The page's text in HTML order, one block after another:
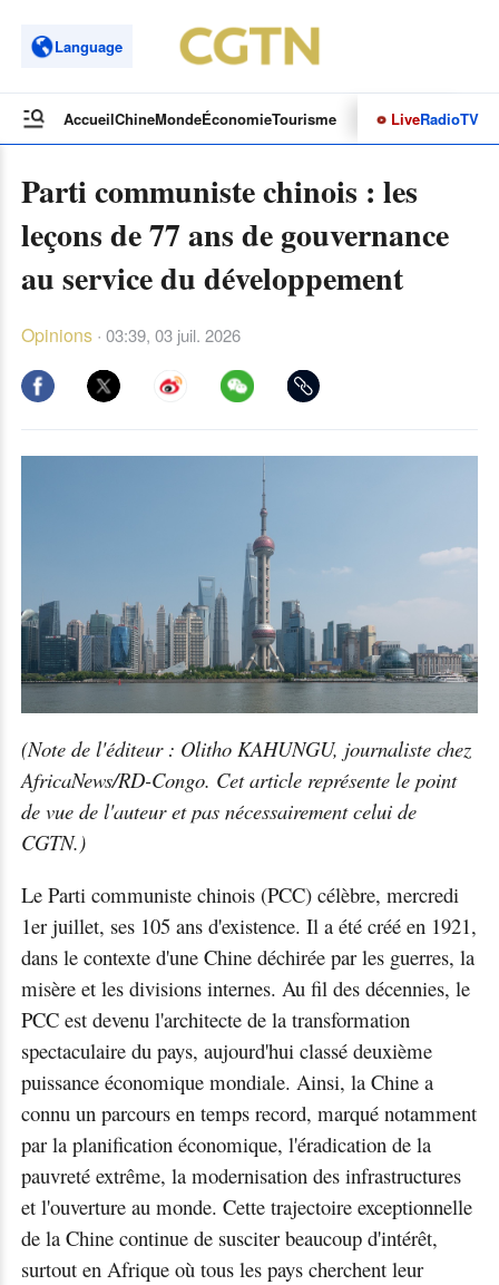
Language
AccueilChineMondeÉconomieTourismeCulture&SportOpinions
LiveRadioTV
Parti communiste chinois : les
leçons de 77 ans de gouvernance
au service du développement
Opinions· 03:39, 03 juil. 2026
(Note de l'éditeur : Olitho KAHUNGU, journaliste chez
AfricaNews/RD-Congo. Cet article représente le point
de vue de l'auteur et pas nécessairement celui de
CGTN.)
Le Parti communiste chinois (PCC) célèbre, mercredi
1er juillet, ses 105 ans d'existence. Il a été créé en 1921,
dans le contexte d'une Chine déchirée par les guerres, la
misère et les divisions internes. Au fil des décennies, le
PCC est devenu l'architecte de la transformation
spectaculaire du pays, aujourd'hui classé deuxième
puissance économique mondiale. Ainsi, la Chine a
connu un parcours en temps record, marqué notamment
par la planification économique, l'éradication de la
pauvreté extrême, la modernisation des infrastructures
et l'ouverture au monde. Cette trajectoire exceptionnelle
de la Chine continue de susciter beaucoup d'intérêt,
surtout en Afrique où tous les pays cherchent leur